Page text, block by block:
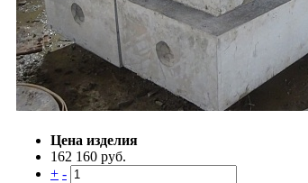
Цена изделия
162 160 руб.
+ -